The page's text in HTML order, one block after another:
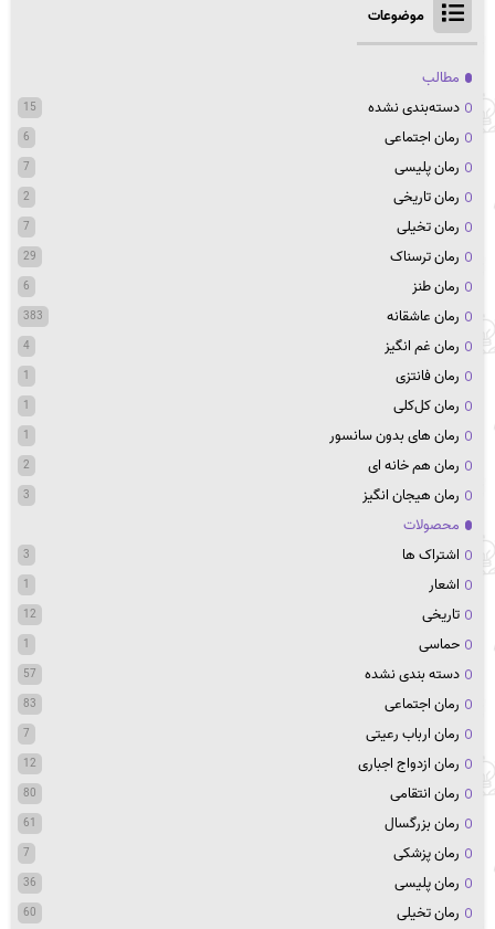
موضوعات
مطالب
دسته‌بندی نشده
15
رمان اجتماعی 6
رمان پلیسی 7
رمان تاریخی 2
رمان تخیلی 7
رمان ترسناک 29
رمان طنز 6
رمان عاشقانه 383
رمان غم انگیز 4
رمان فانتزی 1
رمان کل‌کلی 1
رمان های بدون سانسور 1
رمان هم خانه ای 2
رمان هیجان انگیز 3
محصولات
اشتراک ها
3
اشعار 1
تاریخی 12
حماسی 1
دسته بندی نشده 57
رمان اجتماعی 83
رمان ارباب رعیتی 7
رمان ازدواج اجباری 12
رمان انتقامی 80
رمان بزرگسال 61
رمان پزشکی 7
رمان پلیسی 36
رمان تخیلی 60